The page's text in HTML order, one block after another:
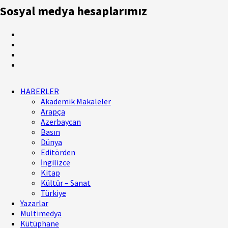
Sosyal medya hesaplarımız
Menu
HABERLER
Akademik Makaleler
Arapça
Azerbaycan
Basın
Dünya
Editörden
İngilizce
Kitap
Kültür – Sanat
Türkiye
Yazarlar
Multimedya
Kütüphane